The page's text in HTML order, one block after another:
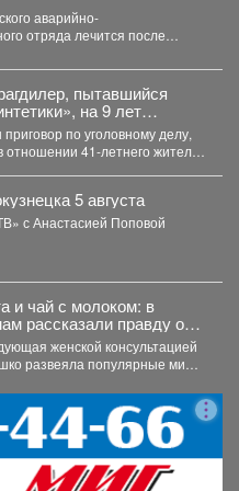
аварийно-
отряда лечится после
пытавшийся
на 9 лет
строгого режима
по уголовному делу,
отношении 41-летнего жителя
5 августа
с Анастасией Поповой
и чай с молоком: в
рассказали правду о
женской консультацией
развеяла популярные мифы